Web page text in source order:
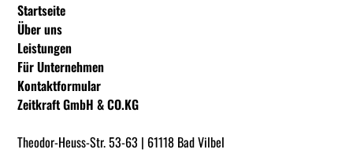
Startseite
Über uns
Leistungen
Für Unternehmen
Kontaktformular
Zeitkraft GmbH & CO.KG
Theodor-Heuss-Str. 53-63 | 61118 Bad Vilbel